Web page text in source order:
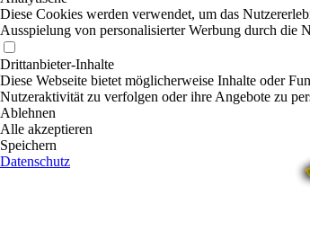
Diese Cookies werden verwendet, um das
Ausspielung von personalisierter Werbung durch die
Drittanbieter-Inhalte
Diese Webseite bietet möglicherweise Inhalte oder
Nutzeraktivität zu verfolgen oder ihre Angebote zu
Ablehnen
Alle akzeptieren
Speichern
Datenschutz